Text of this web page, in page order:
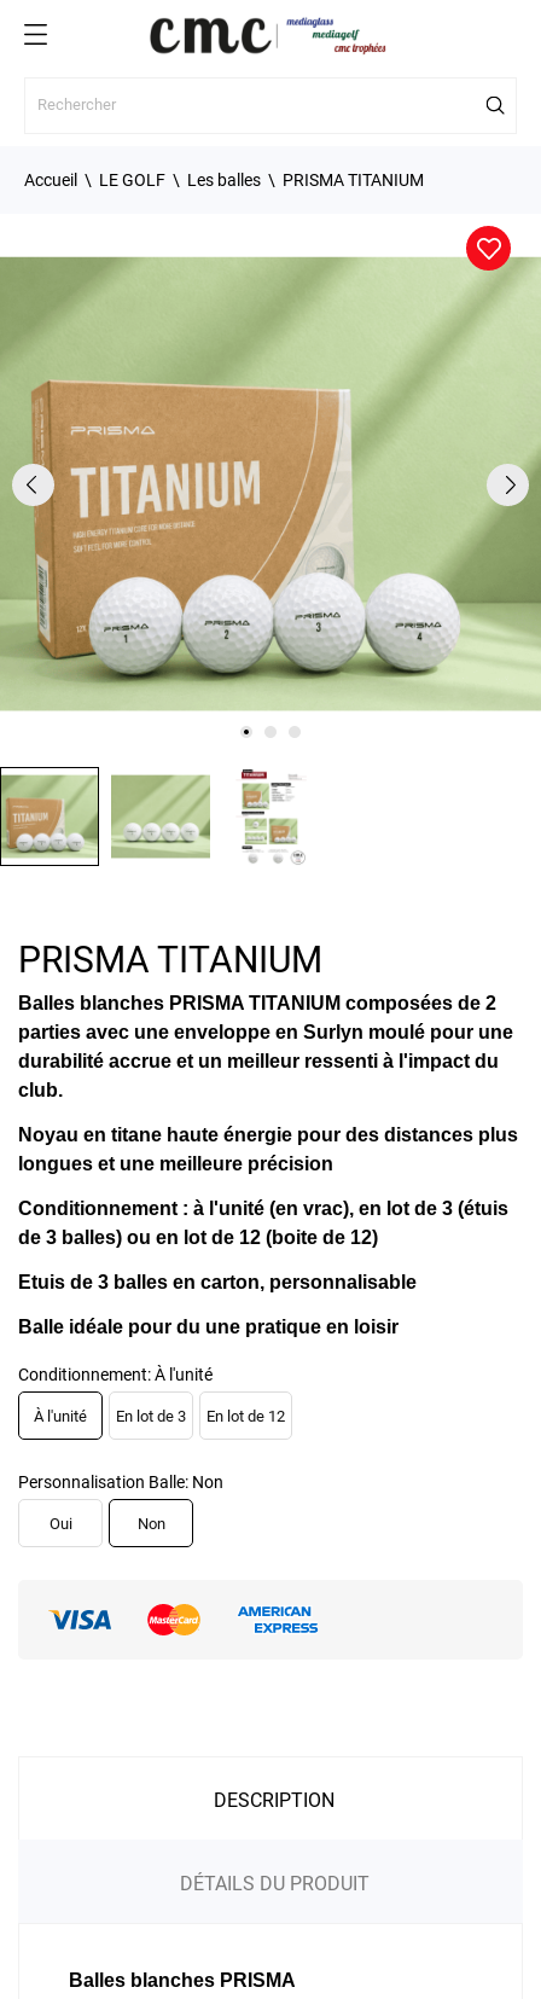
Accueil LE GOLF Les balles PRISMA TITANIUM
PRISMA TITANIUM
Balles blanches PRISMA TITANIUM composées de 2
parties avec une enveloppe en Surlyn moulé pour une
durabilité accrue et un meilleur ressenti à l'impact du
club.
Noyau en titane haute énergie pour des distances plus
longues et une meilleure précision
Conditionnement : à l'unité (en vrac), en lot de 3 (étuis
de 3 balles) ou en lot de 12 (boite de 12)
Etuis de 3 balles en carton, personnalisable
Balle idéale pour du une pratique en loisir
Conditionnement: À l'unité
À l'unité En lot de 3 En lot de 12
Personnalisation Balle: Non
Oui Non
DESCRIPTION
DÉTAILS DU PRODUIT
Balles blanches PRISMA